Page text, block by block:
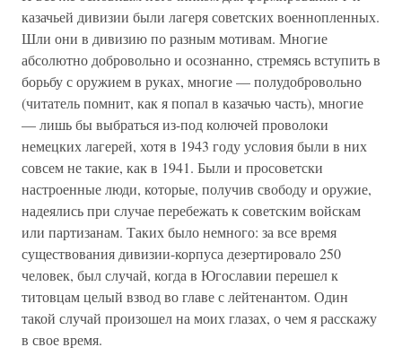
казачьей дивизии были лагеря советских военнопленных.
Шли они в дивизию по разным мотивам. Многие
абсолютно добровольно и осознанно, стремясь вступить в
борьбу с оружием в руках, многие — полудобровольно
(читатель помнит, как я попал в казачью часть), многие
— лишь бы выбраться из-под колючей проволоки
немецких лагерей, хотя в 1943 году условия были в них
совсем не такие, как в 1941. Были и просоветски
настроенные люди, которые, получив свободу и оружие,
надеялись при случае перебежать к советским войскам
или партизанам. Таких было немного: за все время
существования дивизии-корпуса дезертировало 250
человек, был случай, когда в Югославии перешел к
титовцам целый взвод во главе с лейтенантом. Один
такой случай произошел на моих глазах, о чем я расскажу
в свое время.